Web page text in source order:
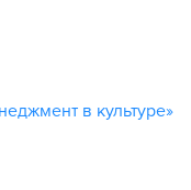
в культуре»